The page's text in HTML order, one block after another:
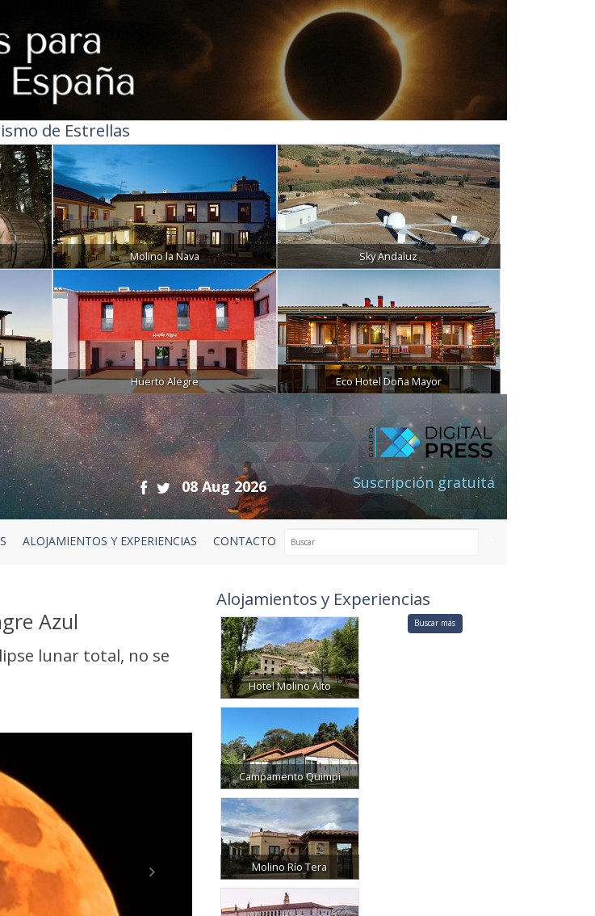
de Estrellas
Molino la Nava Sky Andaluz
Huerto Alegre Eco Hotel Doña Mayor
08 Aug 2026 Suscripción gratuita
ALOJAMIENTOS Y EXPERIENCIAS CONTACTO
Azul
lunar total, no se
Alojamientos y Experiencias
Hotel Molino Alto
Campamento Quimpi
Molino Río Tera
Buscar más